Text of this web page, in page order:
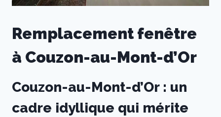
Remplacement fenêtre
à Couzon-au-Mont-d’Or
Couzon-au-Mont-d’Or : un
cadre idyllique qui mérite